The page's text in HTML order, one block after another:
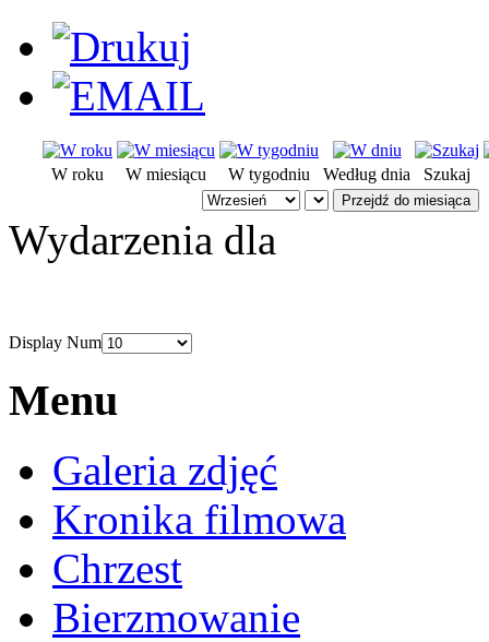
W roku W miesiącu W tygodniu Według dnia Szukaj
Przejdź do miesiąca
Wydarzenia dla
Display Num
Menu
Galeria zdjęć
Kronika filmowa
Chrzest
Bierzmowanie